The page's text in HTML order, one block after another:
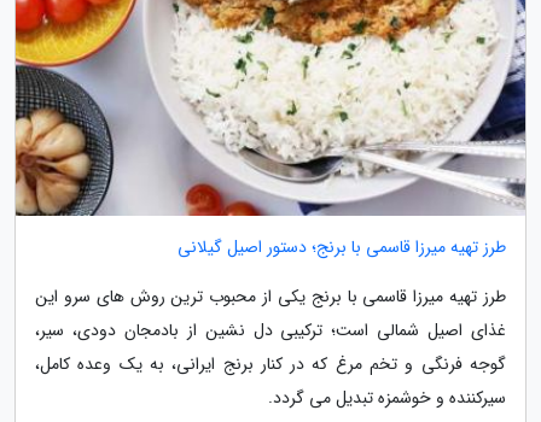
طرز تهیه میرزا قاسمی با برنج؛ دستور اصیل گیلانی
طرز تهیه میرزا قاسمی با برنج یکی از محبوب ترین روش های سرو این
غذای اصیل شمالی است؛ ترکیبی دل نشین از بادمجان دودی، سیر،
گوجه فرنگی و تخم مرغ که در کنار برنج ایرانی، به یک وعده کامل،
سیرکننده و خوشمزه تبدیل می گردد.